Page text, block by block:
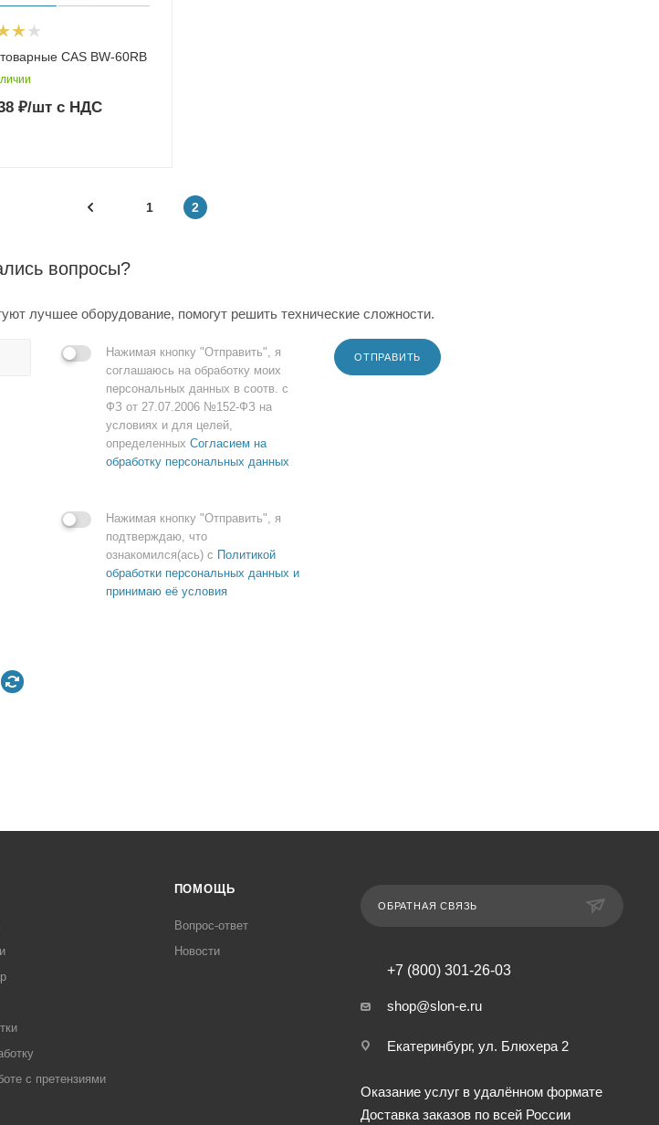
CAS BW-60RB
₽/штс НДС
1 2
вопросы?
лучшее оборудование, помогут решить технические сложности.
Нажимая кнопку "Отправить", я
соглашаюсь на обработку моих
персональных данных в соотв. с
ФЗ от 27.07.2006 №152-ФЗ на
условиях и для целей,
определенных Согласием на
обработку персональных данных
Нажимая кнопку "Отправить", я
подтверждаю, что
ознакомился(ась) с Политикой
обработки персональных данных и
принимаю её условия
ОТПРАВИТЬ
с претензиями
ПОМОЩЬ
Вопрос-ответ
Новости
ОБРАТНАЯ СВЯЗЬ
+7 (800) 301-26-03
shop@slon-e.ru
Екатеринбург, ул. Блюхера 2
Оказание услуг в удалённом формате
Доставка заказов по всей России